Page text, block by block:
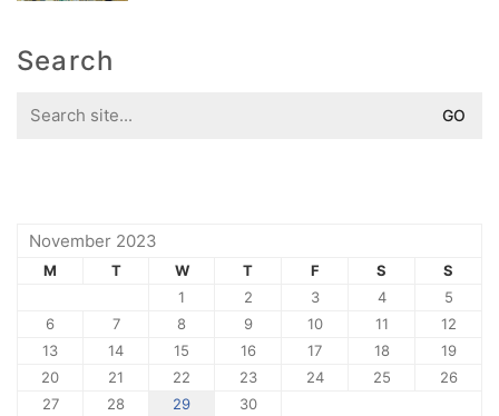
Search
for:
November 2023
M T W T F S
S
1
2 3 4
5
6
7 8 9 10 11
12
13
14 15 16 17 18
19
20
21 22 23 24 25
26
27
28 29 30